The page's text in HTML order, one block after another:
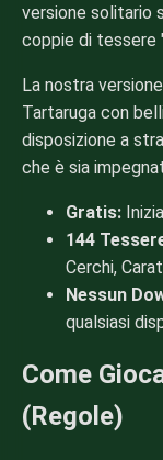
versione solitario
coppie di tessere
La nostra
Tartaruga con
disposizione a
che è sia
Gratis:
144
Cerchi,
Nessun
qualsiasi
Come
(Regole)